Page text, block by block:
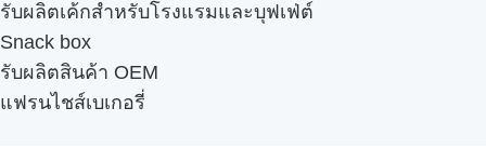
รับผลิตเค้กสำหรับโรงแรมและบุฟเฟ่ต์
Snack box
รับผลิตสินค้า OEM
แฟรนไชส์เบเกอรี่